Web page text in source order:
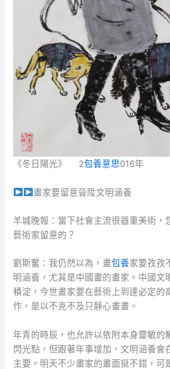
《冬日陽光》 2包養意思016年
畫家要留意晉陞文明涵養
羊城晚報：當下社會主流很器重美術，
藝術家留意的？
劉斯奮：我仍然以為，畫包養家要孜孜
明涵養，尤其是中國畫的畫家。中國文
積淀，今世畫家要在藝術上到達必定的
作，是以不克不及只靜心畫畫。
年青的時辰，也允許以依附本身靈敏的
閃光點，但跟著年事增加，文明涵養會
主要。明天不少畫家的畫面挺不錯，可